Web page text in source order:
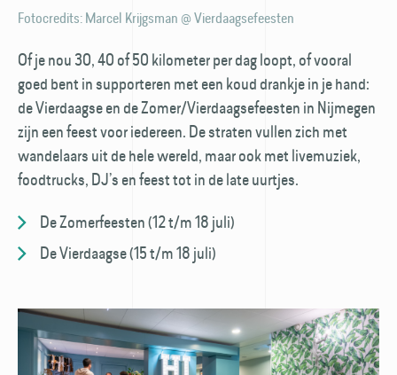
Fotocredits: Marcel Krijgsman @ Vierdaagsefeesten
Of je nou 30, 40 of 50 kilometer per dag loopt, of vooral
goed bent in supporteren met een koud drankje in je hand:
de Vierdaagse en de Zomer/Vierdaagsefeesten in Nijmegen
zijn een feest voor iedereen. De straten vullen zich met
wandelaars uit de hele wereld, maar ook met livemuziek,
foodtrucks, DJ’s en feest tot in de late uurtjes.
De Zomerfeesten (12 t/m 18 juli)
De Vierdaagse (15 t/m 18 juli)